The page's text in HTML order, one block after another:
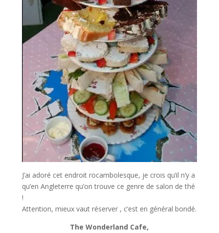
J’ai adoré cet endroit rocambolesque, je crois qu’il n’y a
qu’en Angleterre qu’on trouve ce genre de salon de thé
!
Attention, mieux vaut réserver , c’est en général bondé.
The Wonderland Cafe,